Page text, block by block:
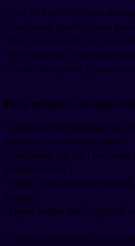
"Sure, I'd love to!" (¡Claro, me
"That sounds great!" (¡Suena
"Yeah, count me in!" (¡Sí, cuenta
"I'd be happy to." (Con mucho
"Sounds like a plan!" (¡Suena
Para rechazar con
"I appreciate the invitation, but I
invitación, pero ya tengo planes.)
"That sounds fun, but I can't
no puedo ese día.)
"I wish I could, but I have to
trabajar.)
"Maybe another time?" (¿Quizás
Es importante recordar que en